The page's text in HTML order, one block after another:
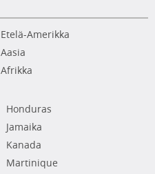
Etelä-Amerikka
Aasia
Afrikka
Honduras
Jamaika
Kanada
Martinique